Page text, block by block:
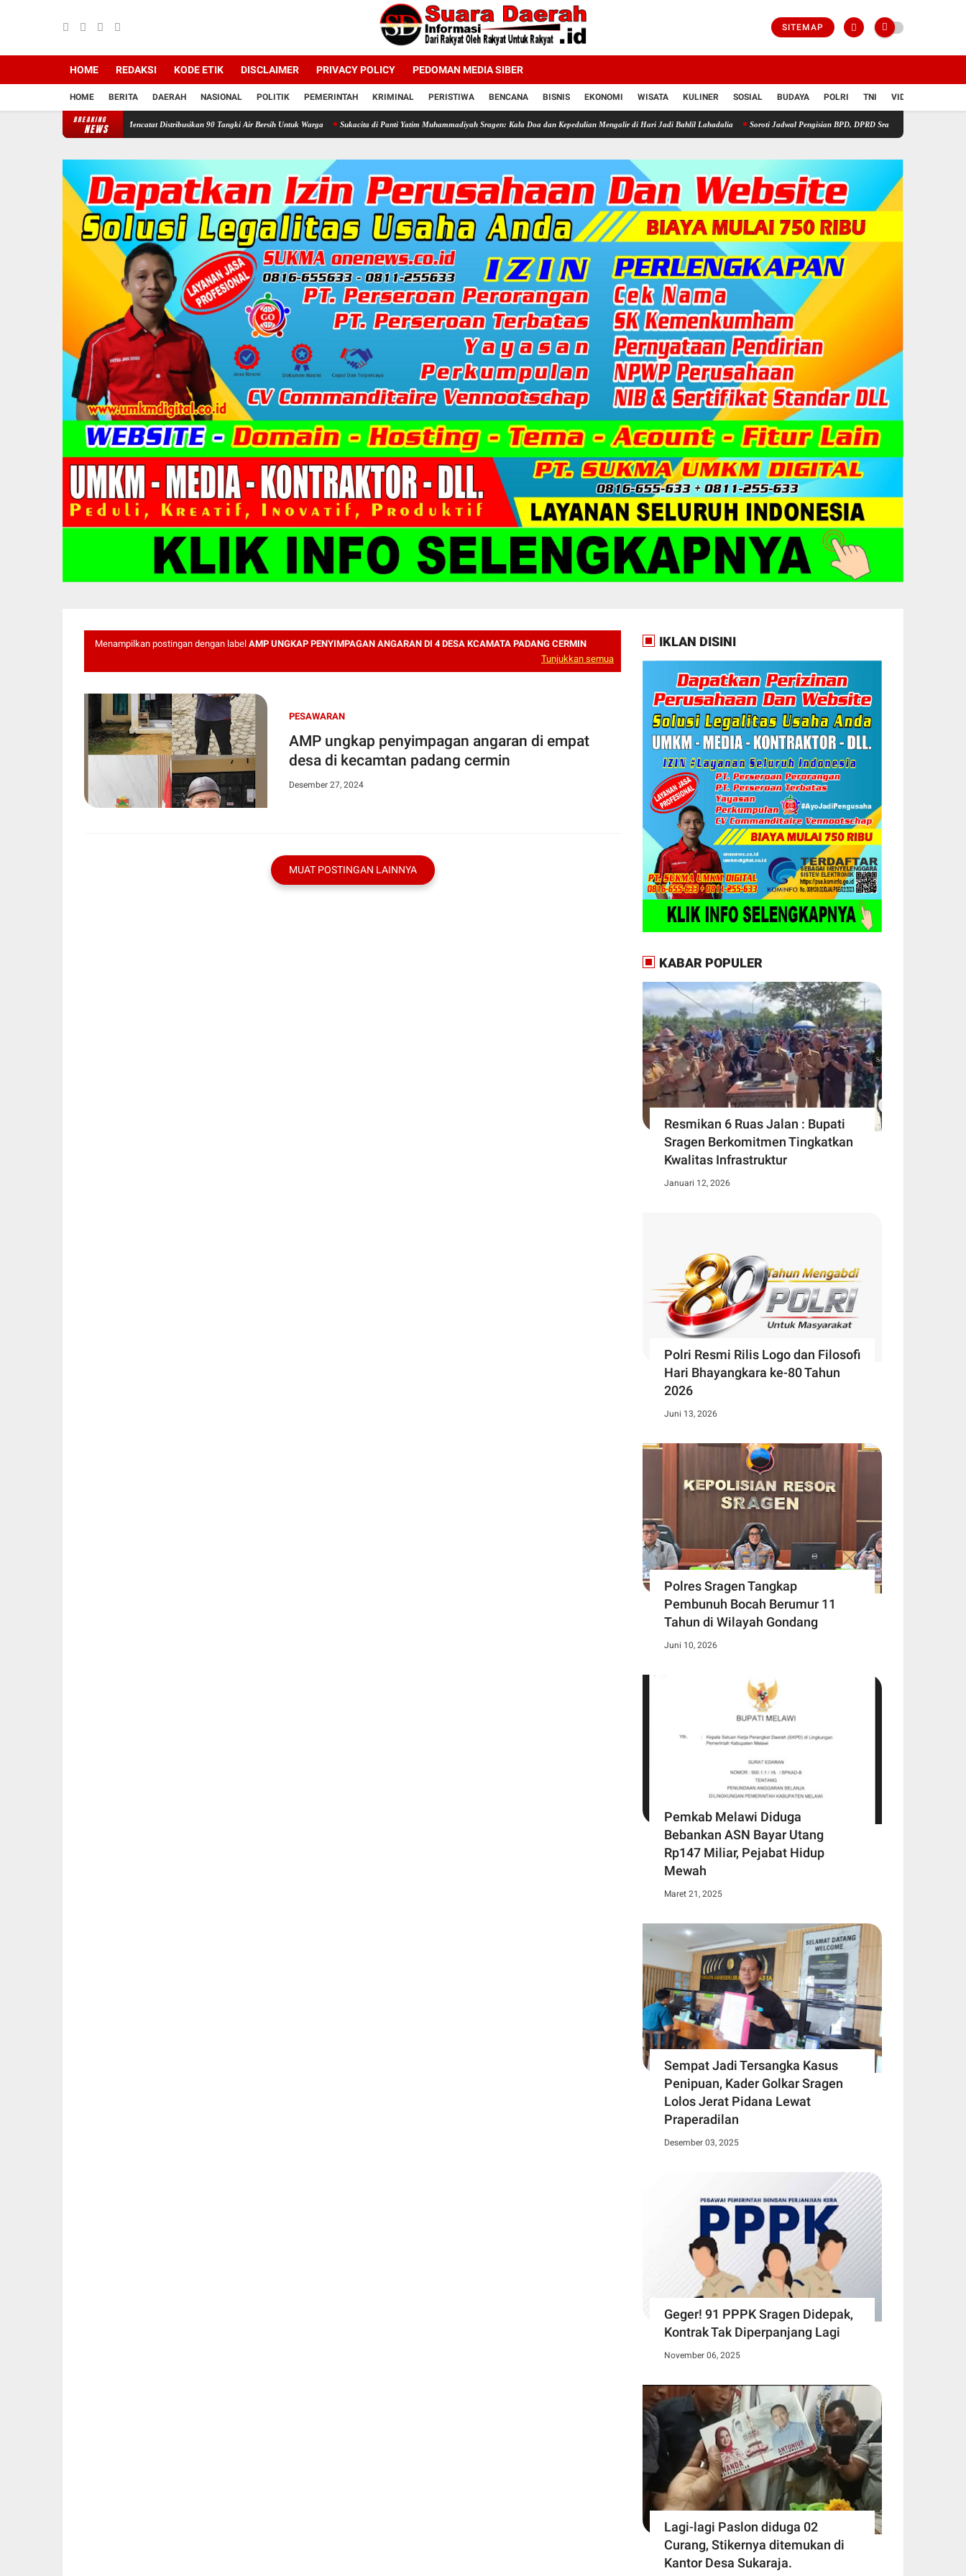
SITEMAP
HOME REDAKSI KODE ETIK DISCLAIMER PRIVACY POLICY PEDOMAN MEDIA SIBER
HOME BERITA DAERAH NASIONAL POLITIK PEMERINTAH KRIMINAL PERISTIWA BENCANA BISNIS EKONOMI WISATA KULINER SOSIAL BUDAYA POLRI TNI VIDIO
BREAKING
NEWS
Ganefo Tangen Mencatat Distribusikan 90 Tangki Air Bersih Untuk Warga Sukacita di Panti Yatim Muhammadiyah Sragen: Kala Doa dan Kepedulian Mengalir di Hari Jadi Bahlil Lahadalia Soroti Jadwal Pengisian BPD, DPRD Sragen Waspadai Potensi Cacat Hukum
Menampilkan postingan dengan label AMP UNGKAP PENYIMPAGAN ANGARAN DI 4 DESA KCAMATA PADANG CERMIN
Tunjukkan semua
PESAWARAN
AMP ungkap penyimpagan angaran di empat
desa di kecamtan padang cermin
Desember 27, 2024
MUAT POSTINGAN LAINNYA
IKLAN DISINI
KABAR POPULER
Resmikan 6 Ruas Jalan : Bupati
Sragen Berkomitmen Tingkatkan
Kwalitas Infrastruktur
Januari 12, 2026
Polri Resmi Rilis Logo dan Filosofi
Hari Bhayangkara ke-80 Tahun
2026
Juni 13, 2026
Polres Sragen Tangkap
Pembunuh Bocah Berumur 11
Tahun di Wilayah Gondang
Juni 10, 2026
Pemkab Melawi Diduga
Bebankan ASN Bayar Utang
Rp147 Miliar, Pejabat Hidup
Mewah
Maret 21, 2025
Sempat Jadi Tersangka Kasus
Penipuan, Kader Golkar Sragen
Lolos Jerat Pidana Lewat
Praperadilan
Desember 03, 2025
Geger! 91 PPPK Sragen Didepak,
Kontrak Tak Diperpanjang Lagi
November 06, 2025
Lagi-lagi Paslon diduga 02
Curang, Stikernya ditemukan di
Kantor Desa Sukaraja.